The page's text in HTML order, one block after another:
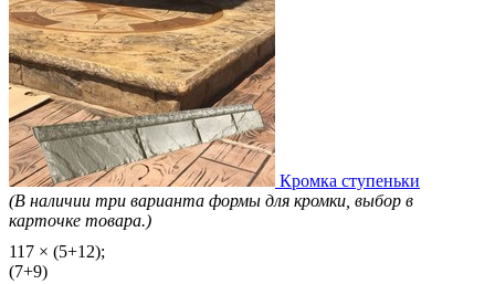
Кромка ступеньки
(В наличии три варианта формы для кромки, выбор в
карточке товара.)
117 × (5+12);
(7+9)